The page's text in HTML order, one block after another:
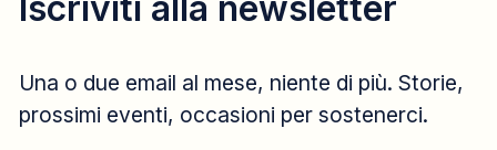
Una o due email al mese, niente di più. Storie,
prossimi eventi, occasioni per sostenerci.